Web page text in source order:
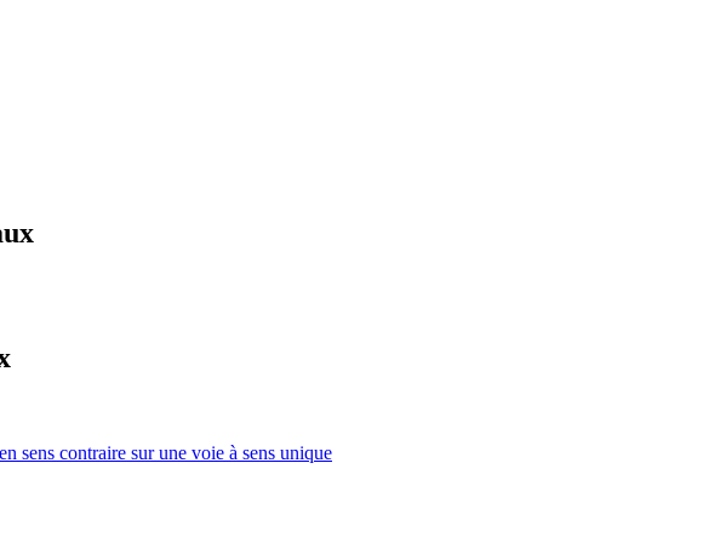
sens contraire sur une voie à sens unique